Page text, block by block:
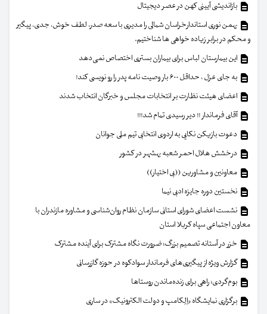
بازاندیشی آیینی کهن در عصر دیجیتال
بهمن نوری استاندارخراسان شمالی را مدیری با سعه صدر، لطف خوش، جدی، پیگیر
و محکم در برابر زیاده خواهی ها شناختیم.
این بیمارستان لباس برای بیماران بستری اختصاص نمی‌دهد
به جای عزل ، حداقل ۶۰۰ بار وصیت نامه پدر را رو نویسی کند!
اعضای هیئت نظارت بر انتخابات مجلس و خبرگان انتخاب شدند
آقای فرماندار !! دیر رسیدی تمام شد!!!
دعوت بازیکن نکایی به اردوی انتخابی تیم ملی جوانان
درخشش هلال احمر شعبه بهشهر در کشور
معاونین و مشاورین ((بی اختیار))
نخستین دوره جایزه ادبی نیما
نشست اعضای شورای استانی سازمان نظام روان‌شناسی و مشاوره مازندران با
معاون اجتماعی سپاه کربلا استان
خزر در آستانه تصمیم بزرگ؛ ضرورت نگاه مشترک برای آینده مشترک
گزارش ویژه از پیگیری‌های فرماندار سوادکوه در حوزه گازرسانی
بوم‌گردی؛ راهی برای زنده‌ماندن روستاها
برگزاری نمایشگاه «اِلِکامپ و دولت الکترونیک» در ساری